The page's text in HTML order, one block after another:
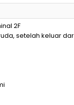
2F
setelah keluar